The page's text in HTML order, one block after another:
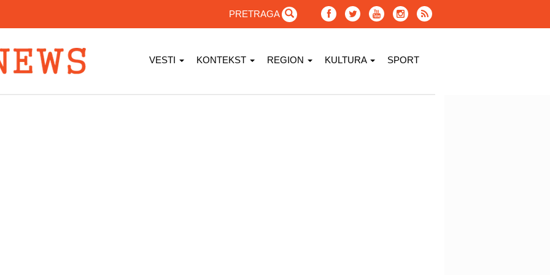
PRETRAGA
VESTI KONTEKST REGION KULTURA SPORT